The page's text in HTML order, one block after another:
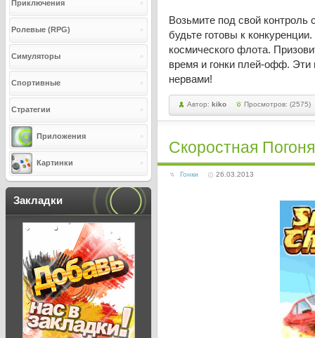
Возьмите под свой контроль
будьте готовы к
космического флота.
время и гонки плей-офф. Эти
нервами!
Автор: kiko Просмотров: (2575)
Скоростная
Гонки 26.03.2013
Приключения
Ролевые (RPG)
Симуляторы
Спортивные
Стратегии
Приложения
Картинки
Закладки